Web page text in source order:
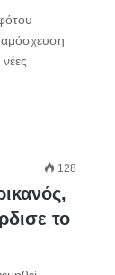
128
το